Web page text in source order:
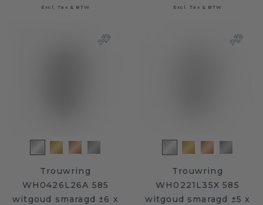
Excl. Tax & BTW Excl. Tax & BTW
Trouwring
WH0426L26A 585
witgoud smaragd ±6 x
Trouwring
WH0221L35X 585
witgoud smaragd ±5 x